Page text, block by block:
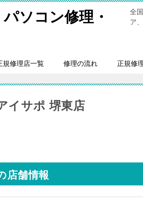
ソコン修理・
全
ア
規修理店一覧 修理の流れ 正規修
イサポ 堺東店
店舗情報